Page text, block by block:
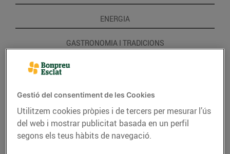
ENERGIA
GASTRONOMIA I TRADICIONS
Gestió del consentiment de les Cookies
Utilitzem cookies pròpies i de tercers per mesurar l’ús
del web i mostrar publicitat basada en un perfil
segons els teus hàbits de navegació.